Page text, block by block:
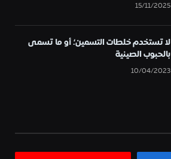
15/11/2025
لا تستخدم خلطات التسمين؛ أو ما تسمى
بالحبوب الصينية
10/04/2023